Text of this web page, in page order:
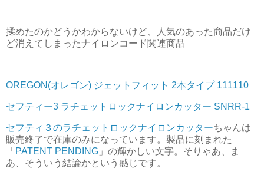
揉めたのかどうかわからないけど、人気のあった商品だけ
ど消えてしまったナイロンコード関連商品
OREGON(オレゴン) ジェットフィット 2本タイプ 111110
セフティー3 ラチェットロックナイロンカッター SNRR-1
セフティ３のラチェットロックナイロンカッターちゃんは
販売終了で在庫のみになっています。製品に刻まれた
「 PATENT PENDING 」の輝かしい文字。そりゃあ、ま
あ、そういう結論かという感じです。